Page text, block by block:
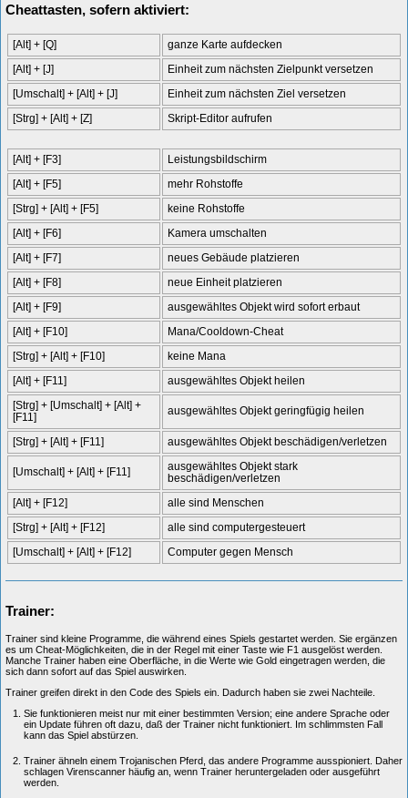
Cheattasten, sofern aktiviert:
[Alt] + [Q]
ganze Karte aufdecken
[Alt] + [J]
Einheit zum nächsten Zielpunkt versetzen
[Umschalt] + [Alt] + [J]
Einheit zum nächsten Ziel versetzen
[Strg] + [Alt] + [Z]
Skript-Editor aufrufen
[Alt] + [F3]
Leistungsbildschirm
[Alt] + [F5]
mehr Rohstoffe
[Strg] + [Alt] + [F5]
keine Rohstoffe
[Alt] + [F6]
Kamera umschalten
[Alt] + [F7]
neues Gebäude platzieren
[Alt] + [F8]
neue Einheit platzieren
[Alt] + [F9]
ausgewähltes Objekt wird sofort erbaut
[Alt] + [F10]
Mana/Cooldown-Cheat
[Strg] + [Alt] + [F10]
keine Mana
[Alt] + [F11]
ausgewähltes Objekt heilen
[Strg] + [Umschalt] + [Alt] +
[F11]
ausgewähltes Objekt geringfügig heilen
[Strg] + [Alt] + [F11] ausgewähltes Objekt beschädigen/verletzen
[Umschalt] + [Alt] + [F11]
ausgewähltes Objekt stark
beschädigen/verletzen
[Alt] + [F12]
alle sind Menschen
[Strg] + [Alt] + [F12]
alle sind computergesteuert
[Umschalt] + [Alt] + [F12]
Computer gegen Mensch
Trainer:
Trainer sind kleine Programme, die während eines Spiels gestartet werden. Sie ergänzen
es um Cheat-Möglichkeiten, die in der Regel mit einer Taste wie F1 ausgelöst werden.
Manche Trainer haben eine Oberfläche, in die Werte wie Gold eingetragen werden, die
sich dann sofort auf das Spiel auswirken.
Trainer greifen direkt in den Code des Spiels ein. Dadurch haben sie zwei Nachteile.
Sie funktionieren meist nur mit einer bestimmten Version; eine andere Sprache oder
ein Update führen oft dazu, daß der Trainer nicht funktioniert. Im schlimmsten Fall
kann das Spiel abstürzen.
Trainer ähneln einem Trojanischen Pferd, das andere Programme ausspioniert. Daher
schlagen Virenscanner häufig an, wenn Trainer heruntergeladen oder ausgeführt
werden.